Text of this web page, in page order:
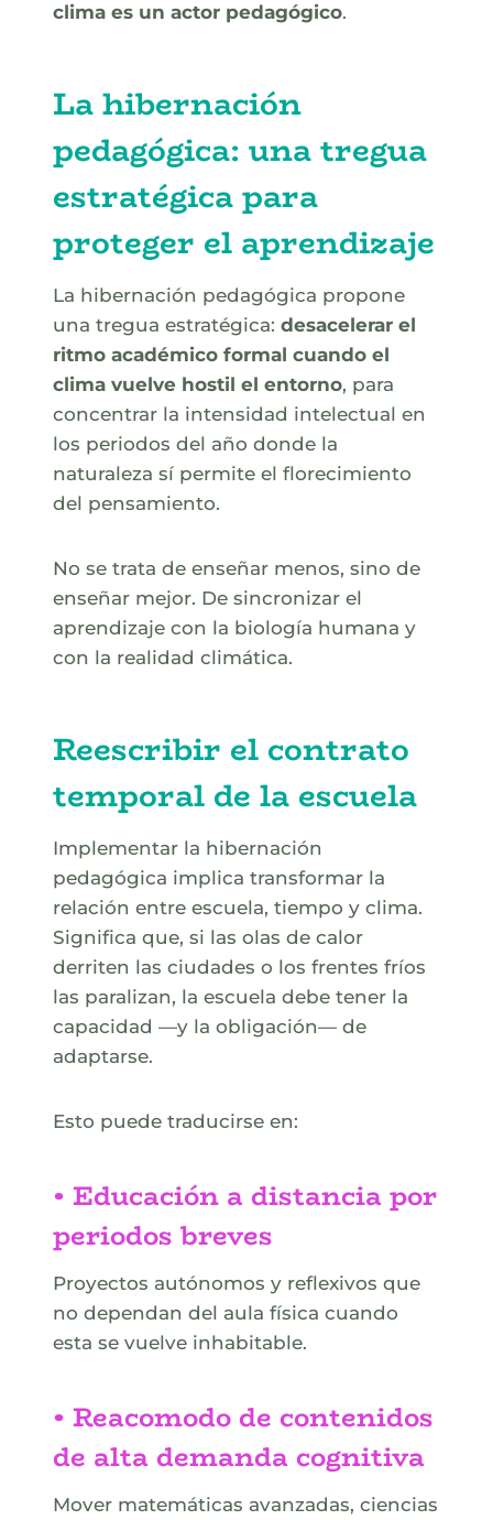
clima es un actor pedagógico.
La hibernación
pedagógica: una tregua
estratégica para
proteger el aprendizaje
La hibernación pedagógica propone
una tregua estratégica: desacelerar el
ritmo académico formal cuando el
clima vuelve hostil el entorno, para
concentrar la intensidad intelectual en
los periodos del año donde la
naturaleza sí permite el florecimiento
del pensamiento.
No se trata de enseñar menos, sino de
enseñar mejor. De sincronizar el
aprendizaje con la biología humana y
con la realidad climática.
Reescribir el contrato
temporal de la escuela
Implementar la hibernación
pedagógica implica transformar la
relación entre escuela, tiempo y clima.
Significa que, si las olas de calor
derriten las ciudades o los frentes fríos
las paralizan, la escuela debe tener la
capacidad —y la obligación— de
adaptarse.
Esto puede traducirse en:
• Educación a distancia por
periodos breves
Proyectos autónomos y reflexivos que
no dependan del aula física cuando
esta se vuelve inhabitable.
• Reacomodo de contenidos
de alta demanda cognitiva
Mover matemáticas avanzadas, ciencias